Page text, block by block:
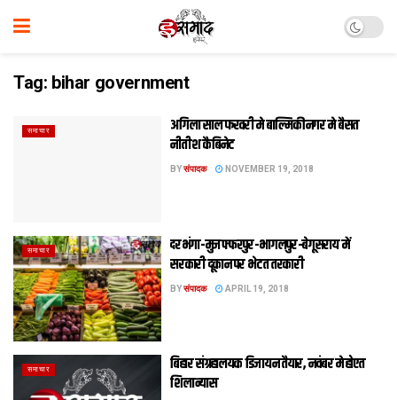
Tag: bihar government
समाचार
अगिला साल फरवरी मे बाल्मिकीनगर मे बैसत
नीतीश कैबिनेट
BYसंपादक NOVEMBER 19, 2018
समाचार
दरभंगा-मुजफ्फरपुर-भागलपुर-बेगूसराय में
सरकारी दूकान पर भेटत तरकारी
BYसंपादक APRIL 19, 2018
समाचार
बिहार संग्रहालयक डिजायन तैयार, नवंबर मे होएत
शिलान्‍यास